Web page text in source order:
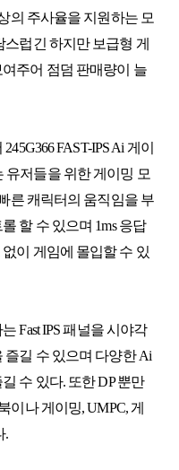
의 주사율을 지원하는 모
럽긴 하지만 보급형 게
주어 점덤 판매량이 늘
FAST-IPS Ai 게이
유저들을 위한 게이밍 모
른 캐릭터의 움직임을 부
할 수 있으며 1ms 응답
이 게임에 몰입할 수 있
Fast IPS 패널을 시야각
즐길 수 있으며 다양한 Ai
수 있다. 또한 DP 뿐만
이나 게이밍, UMPC, 게
.